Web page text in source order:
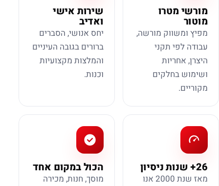
מורשי מטרו
מוטור
מפיץ ומשווק מורשה,
עבודה לפי תקני
היצרן, אחריות
ושימוש בחלקים
מקוריים.
שירות אישי
ואדיב
יחס אנושי, הסברים
ברורים בגובה העיניים
והמלצות מקצועיות
וכנות.
26+ שנות ניסיון
מאז שנת 2000 אנו
הכול במקום אחד
מוסך, חנות, מכירה